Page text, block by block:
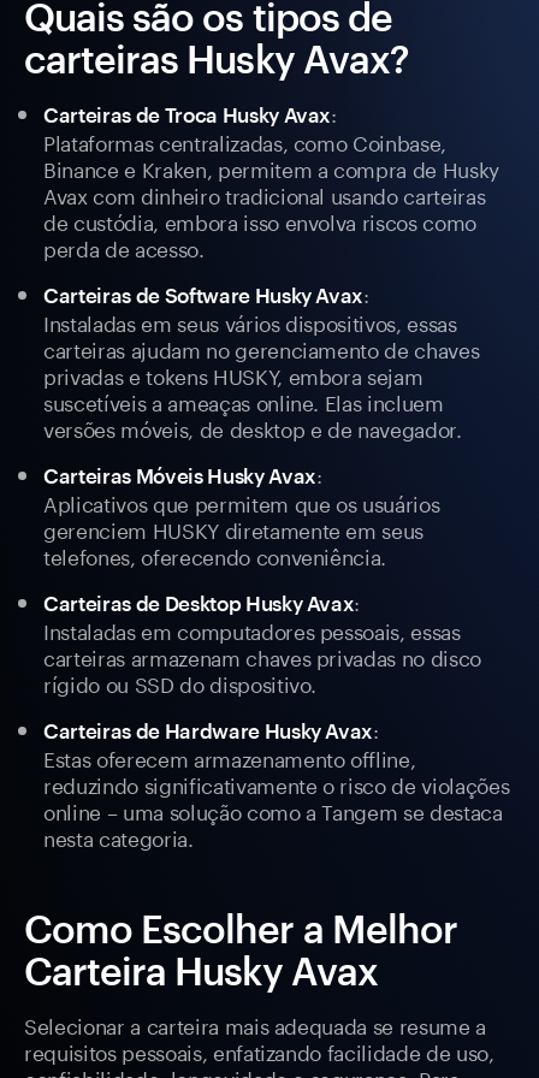
Quais são os tipos de
carteiras Husky Avax?
Carteiras de Troca Husky Avax:
Plataformas centralizadas, como Coinbase,
Binance e Kraken, permitem a compra de Husky
Avax com dinheiro tradicional usando carteiras
de custódia, embora isso envolva riscos como
perda de acesso.
Carteiras de Software Husky Avax:
Instaladas em seus vários dispositivos, essas
carteiras ajudam no gerenciamento de chaves
privadas e tokens HUSKY, embora sejam
suscetíveis a ameaças online. Elas incluem
versões móveis, de desktop e de navegador.
Carteiras Móveis Husky Avax:
Aplicativos que permitem que os usuários
gerenciem HUSKY diretamente em seus
telefones, oferecendo conveniência.
Carteiras de Desktop Husky Avax:
Instaladas em computadores pessoais, essas
carteiras armazenam chaves privadas no disco
rígido ou SSD do dispositivo.
Carteiras de Hardware Husky Avax:
Estas oferecem armazenamento offline,
reduzindo significativamente o risco de violações
online – uma solução como a Tangem se destaca
nesta categoria.
Como Escolher a Melhor
Carteira Husky Avax
Selecionar a carteira mais adequada se resume a
requisitos pessoais, enfatizando facilidade de uso,